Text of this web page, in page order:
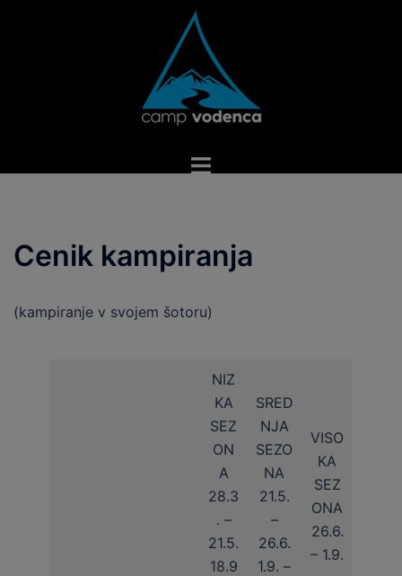
Toggle
Cenik kampiranja
(kampiranje v svojem šotoru)
NIZ
KA
SEZ
ON
A
28.3
. –
21.5.
18.9
SRED
NJA
SEZO
NA
21.5.
–
26.6.
1.9. –
VISO
KA
SEZ
ONA
26.6.
– 1.9.